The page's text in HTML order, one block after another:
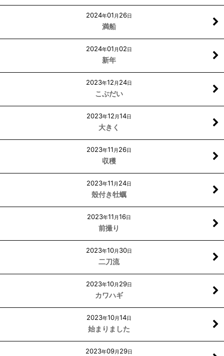
2024年01 月 26日
満船
2024年01 月02日
新年
2023年12 月 24日
こぶだい
2023年12 月14日
大きく
2023年11 月 26日
収穫
2023年11 月 24日
殼付き牡蠣
2023年11 月16日
前撮り
2023年10月 30日
二刀流
2023年10月 29日
カワハギ
2023年10月14日
始まりました
2023年09月 29日